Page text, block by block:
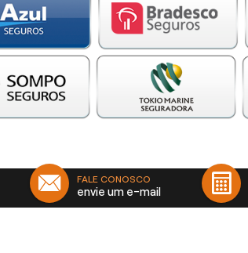
FALE CONOSCO
envie um e-mail